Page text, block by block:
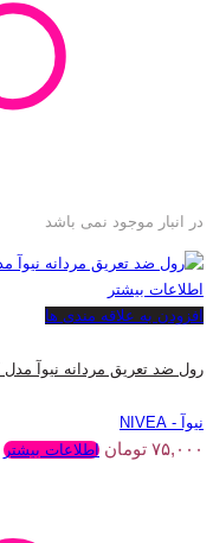
در انبار موجود نمی باشد
اطلاعات بیشتر
افزودن به علاقه مندی ها
رول ضد تعریق مردانه نیوآ مدل DRY IMPACT حجم 50 میلی
نیوآ - NIVEA
۷۵,۰۰۰ تومان اطلاعات بیشتر